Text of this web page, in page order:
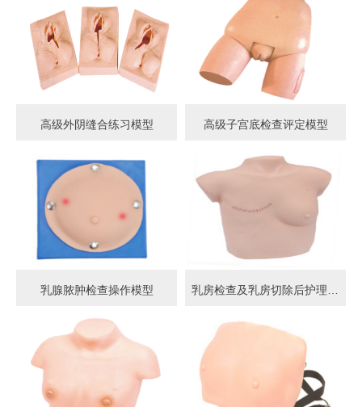
高级外阴缝合练习模型 高级子宫底检查评定模型
乳腺脓肿检查操作模型